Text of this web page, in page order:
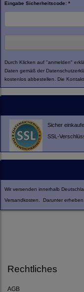
Eingabe Sicherheitscode: *
Durch Klicken auf "anmelden"
Daten gemäß der
kostenlos abbestellen. Die
Sicher
SSL-
Wir versenden innerhalb
Versandkosten. Darunter
Rechtliches
AGB